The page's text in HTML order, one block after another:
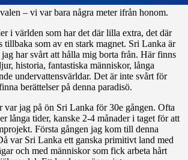
– vi var bara några meter ifrån honom.
i världen som har det där lilla extra, det där
tillbaka som av en stark magnet. Sri Lanka är
har svårt att hålla mig borta från. Här finns
historia, fantastiska människor, långa
undervattensvärldar. Det är inte svårt för
berättelser på denna paradisö.
var jag på ön Sri Lanka för 30e gången. Ofta
långa tider, kanske 2-4 månader i taget för att
Första gången jag kom till denna
var Sri Lanka ett ganska primitivt land med
och med människor som fick arbeta hårt